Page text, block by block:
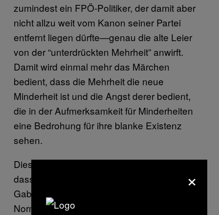
zumindest ein FPÖ-Politiker, der damit aber
nicht allzu weit vom Kanon seiner Partei
entfernt liegen dürfte—genau die alte Leier
von der “unterdrückten Mehrheit” anwirft.
Damit wird einmal mehr das Märchen
bedient, dass die Mehrheit die neue
Minderheit ist und die Angst derer bedient,
die in der Aufmerksamkeit für Minderheiten
eine Bedrohung für ihre blanke Existenz
sehen.
Diese Angst rührt oft ganz einfach daher,
dass für den Geschmack von Leuten wie
Gabalier die gesellschaftlich akzeptierte
Norm zu wenig in der Öffentlichkeit präsent ist
×